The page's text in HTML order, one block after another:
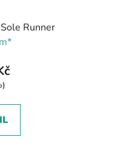
Runner